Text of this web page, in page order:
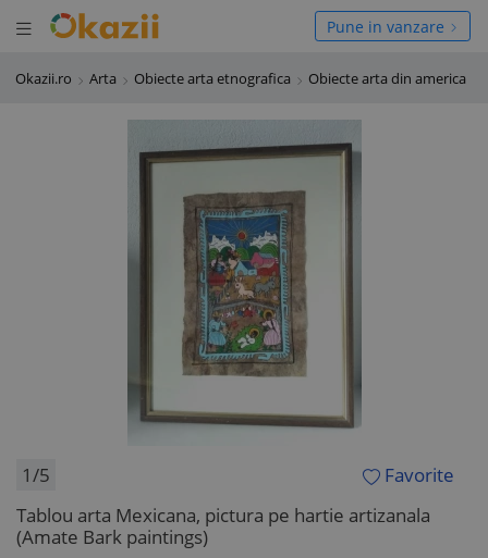
Deschide meniul
meniul Pune in vanzare
Okazii.ro Arta Obiecte arta etnografica Obiecte arta din america
1/5
Favorite
Tablou arta Mexicana, pictura pe hartie artizanala
(Amate Bark paintings)